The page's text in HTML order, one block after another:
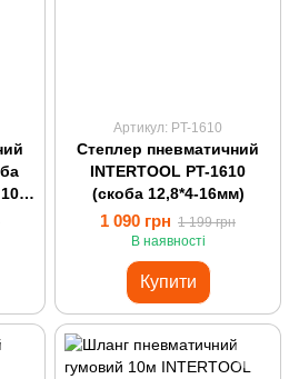
Артикул: PT-1610
Степлер пневматичний
INTERTOOL PT-1610
(скоба 12,8*4-16мм)
1 090 грн 1 199 грн
В наявності
Купити